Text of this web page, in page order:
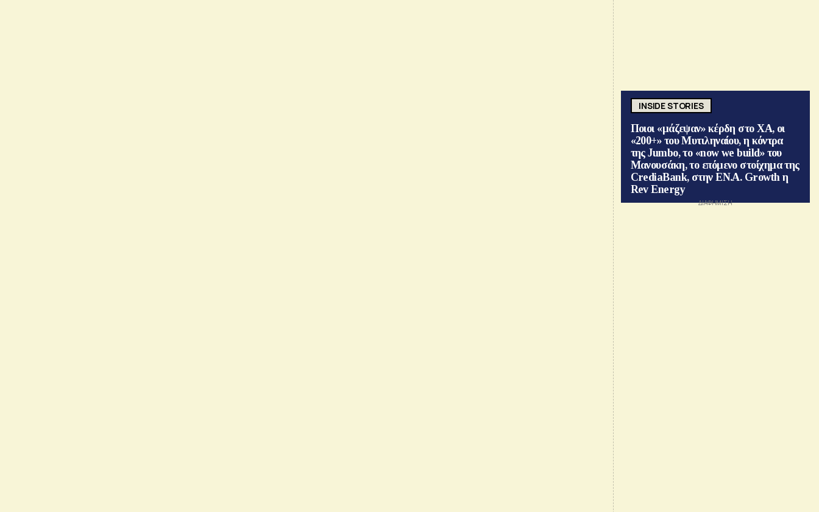
INSIDE STORIES
Ποιοι «μάζεψαν» κέρδη στο ΧΑ, οι
«200+» του Μυτιληναίου, η κόντρα
της Jumbo, το «now we build» του
Μανουσάκη, το επόμενο στοίχημα της
CrediaBank, στην ΕΝ.Α. Growth η
Rev Energy